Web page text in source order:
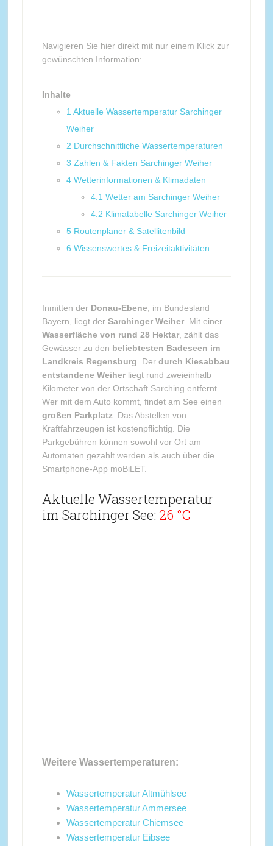
Navigieren Sie hier direkt mit nur einem Klick zur
gewünschten Information:
Inhalte
1 Aktuelle Wassertemperatur Sarchinger
Weiher
2 Durchschnittliche Wassertemperaturen
3 Zahlen & Fakten Sarchinger Weiher
4 Wetterinformationen & Klimadaten
4.1 Wetter am Sarchinger Weiher
4.2 Klimatabelle Sarchinger Weiher
5 Routenplaner & Satellitenbild
6 Wissenswertes & Freizeitaktivitäten
Inmitten der Donau-Ebene , im Bundesland
Bayern, liegt der Sarchinger Weiher. Mit einer
Wasserfläche von rund 28 Hektar, zählt das
Gewässer zu den beliebtesten Badeseen im
Landkreis Regensburg . Der durch Kiesabbau
entstandene Weiherliegt rund zweieinhalb
Kilometer von der Ortschaft Sarching entfernt.
Wer mit dem Auto kommt, findet am See einen
großen Parkplatz . Das Abstellen von
Kraftfahrzeugen ist kostenpflichtig. Die
Parkgebühren können sowohl vor Ort am
Automaten gezahlt werden als auch über die
Smartphone-App moBiLET.
Aktuelle Wassertemperatur
im Sarchinger See: 26 °C
Weitere Wassertemperaturen:
Wassertemperatur Altmühlsee
Wassertemperatur Ammersee
Wassertemperatur Chiemsee
Wassertemperatur Eibsee